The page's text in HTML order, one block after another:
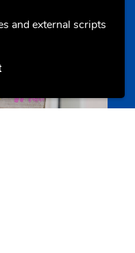
and external scripts